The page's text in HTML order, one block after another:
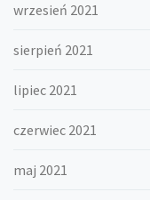
wrzesień 2021
sierpień 2021
lipiec 2021
czerwiec 2021
maj 2021